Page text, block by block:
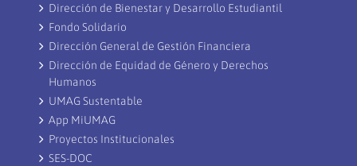
Dirección de Bienestar y Desarrollo Estudiantil
Fondo Solidario
Dirección General de Gestión Financiera
Dirección de Equidad de Género y Derechos
Humanos
UMAG Sustentable
App MiUMAG
Proyectos Institucionales
SES-DOC